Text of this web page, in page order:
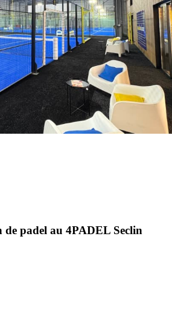
de padel au 4PADEL Seclin